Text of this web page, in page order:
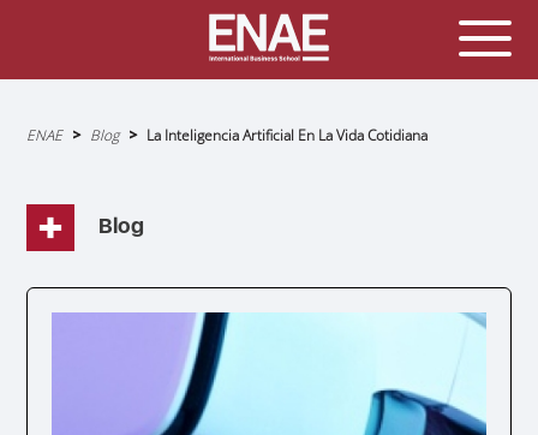
Sobrescribir
la
navegación
ENAE Blog La Inteligencia Artificial En La Vida Cotidiana
Blog